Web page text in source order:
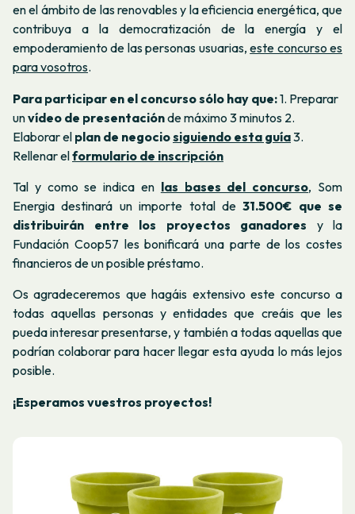
en el ámbito de las renovables y la eficiencia energética, que
contribuya a la democratización de la energía y el
empoderamiento de las personas usuarias,este concurso es
para vosotros.
Para participar en el concurso sólo hay que:1. Preparar
unvídeo de presentaciónde máximo 3 minutos 2.
Elaborar el plan de negociosiguiendo esta guía3.
Rellenar elformulario de inscripción
Tal y como se indica en las bases del concurso, Som
Energia destinará un importe total de31.500€ que se
distribuirán entre los proyectos ganadores y la
Fundación Coop57 les bonificará una parte de los costes
financieros de un posible préstamo.
Os agradeceremos que hagáis extensivo este concurso a
todas aquellas personas y entidades que creáis que les
pueda interesar presentarse, y también a todas aquellas que
podrían colaborar para hacer llegar esta ayuda lo más lejos
posible.
¡Esperamos vuestros proyectos!